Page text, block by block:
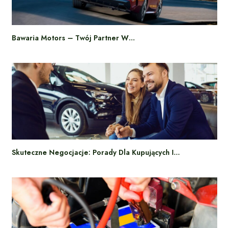
Bawaria Motors – Twój Partner W…
Skuteczne Negocjacje: Porady Dla Kupujących I…